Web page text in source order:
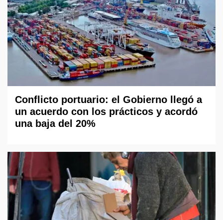
Conflicto portuario: el Gobierno llegó a
un acuerdo con los prácticos y acordó
una baja del 20%